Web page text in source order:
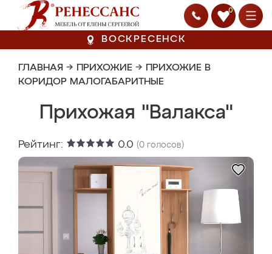
0
ВОСКРЕСЕНСК
ГЛАВНАЯ → ПРИХОЖИЕ → ПРИХОЖИЕ В
КОРИДОР МАЛОГАБАРИТНЫЕ
Прихожая "Валакса"
Рейтинг: 0.0 (0 голосов)